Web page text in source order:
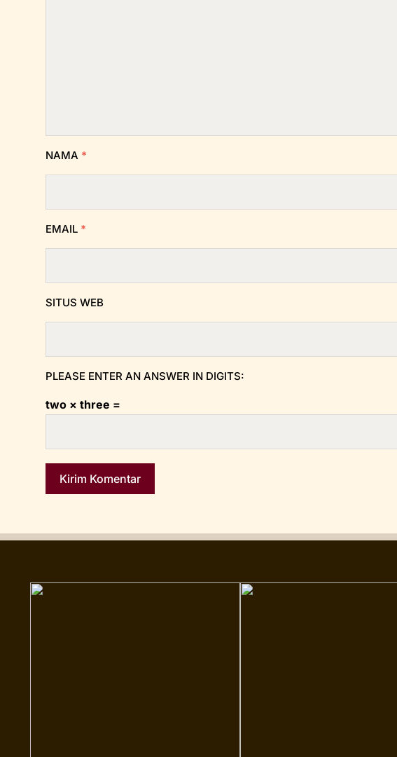
NAMA *
EMAIL *
SITUS WEB
PLEASE ENTER AN ANSWER IN DIGITS:
two × three =